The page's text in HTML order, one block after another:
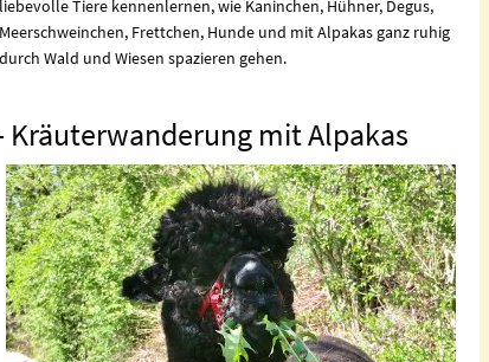
liebevolle Tiere kennenlernen, wie Kaninchen, Hühner, Degus,
Meerschweinchen, Frettchen, Hunde und mit Alpakas ganz ruhig
durch Wald und Wiesen spazieren gehen.
mit Alpakas